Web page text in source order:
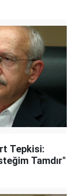
Tepkisi:
Tamdır"